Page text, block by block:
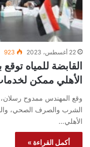
22 أغسطس، 2023 923
القابضة للمياه
الأهلي ممكن
وقع المهندس ممدوح
الشرب والصرف الصحي،
الأهلي…
أكمل القراءة »